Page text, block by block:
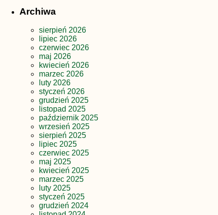
Archiwa
sierpień 2026
lipiec 2026
czerwiec 2026
maj 2026
kwiecień 2026
marzec 2026
luty 2026
styczeń 2026
grudzień 2025
listopad 2025
październik 2025
wrzesień 2025
sierpień 2025
lipiec 2025
czerwiec 2025
maj 2025
kwiecień 2025
marzec 2025
luty 2025
styczeń 2025
grudzień 2024